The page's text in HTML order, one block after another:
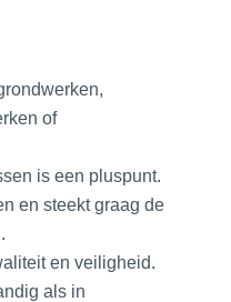
of
is een pluspunt.
en steekt graag de
en veiligheid.
als in